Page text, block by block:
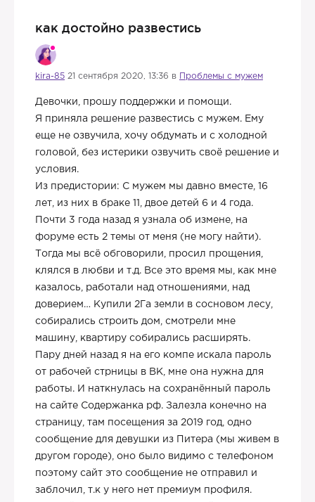
как достойно развестись
kira-85 21 сентября 2020, 13:36 в Проблемы с мужем
Девочки, прошу поддержки и помощи.
Я приняла решение развестись с мужем. Ему
еще не озвучила, хочу обдумать и с холодной
головой, без истерики озвучить своё решение и
условия.
Из предистории: С мужем мы давно вместе, 16
лет, из них в браке 11, двое детей 6 и 4 года.
Почти 3 года назад я узнала об измене, на
форуме есть 2 темы от меня (не могу найти).
Тогда мы всё обговорили, просил прощения,
клялся в любви и т.д. Все это время мы, как мне
казалось, работали над отношениями, над
доверием… Купили 2Га земли в сосновом лесу,
собирались строить дом, смотрели мне
машину, квартиру собирались расширять.
Пару дней назад я на его компе искала пароль
от рабочей стрницы в ВК, мне она нужна для
работы. И наткнулась на сохранённый пароль
на сайте Содержанка рф. Залезла конечно на
страницу, там посещения за 2019 год, одно
сообщение для девушки из Питера (мы живем в
другом городе), оно было видимо с телефоном
поэтому сайт это сообщение не отправил и
заблочил, т.к у него нет премиум профиля.